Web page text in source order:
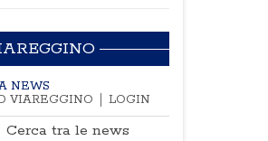
NEWS
VIAREGGINO
LOGIN
Cerca tra le news